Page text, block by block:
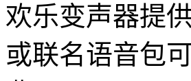
欢乐变声器提
或联名语音包